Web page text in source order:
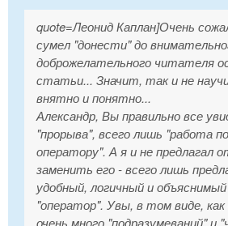
quote=Леонид Каплан]Очень
сумел "донести" до
доброжелательного читателя
статьи... Значит, так и не
внятно и понятно...
Александр, Вы правильно все
"прорыва", всего лишь "работа
оператору". А я и не предлагал
заменить его - всего лишь
удобный, логичный и
"оператор". Увы, в том виде,
очень много "подразумеваний" и